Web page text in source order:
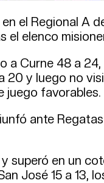
el Regional A
el elenco
a Curne 48 a
20 y luego no
juego favorables.
ante
superó en un
José 15 a 13,